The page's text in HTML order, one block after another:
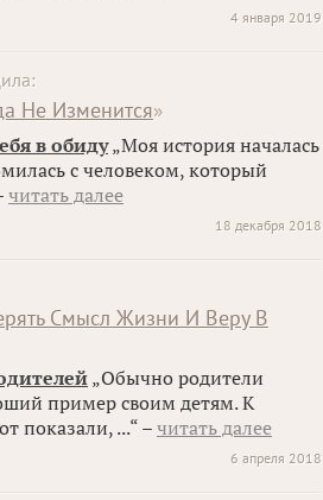
4 января 2019
Не Изменится»
в обиду„Моя история началась
с человеком, который
читать далее
18 декабря 2018
Смысл Жизни И Веру В
„Обычно родители
пример своим детям. К
показали, ...“ – читать далее
6 апреля 2018